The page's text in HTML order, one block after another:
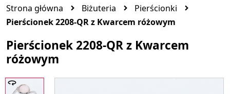
Strona główna Biżuteria
Pierścionki
Pierścionek 2208-QR z Kwarcem różowym
Pierścionek 2208-QR z Kwarcem
różowym